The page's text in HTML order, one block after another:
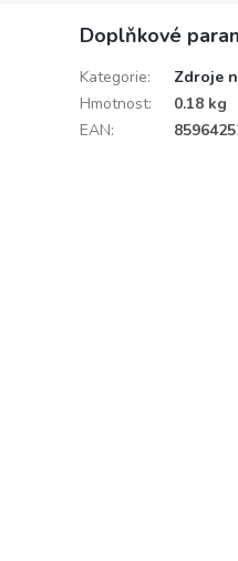
Doplňkové
Kategorie:
Zdroje
Hmotnost:
0.18 kg
EAN: